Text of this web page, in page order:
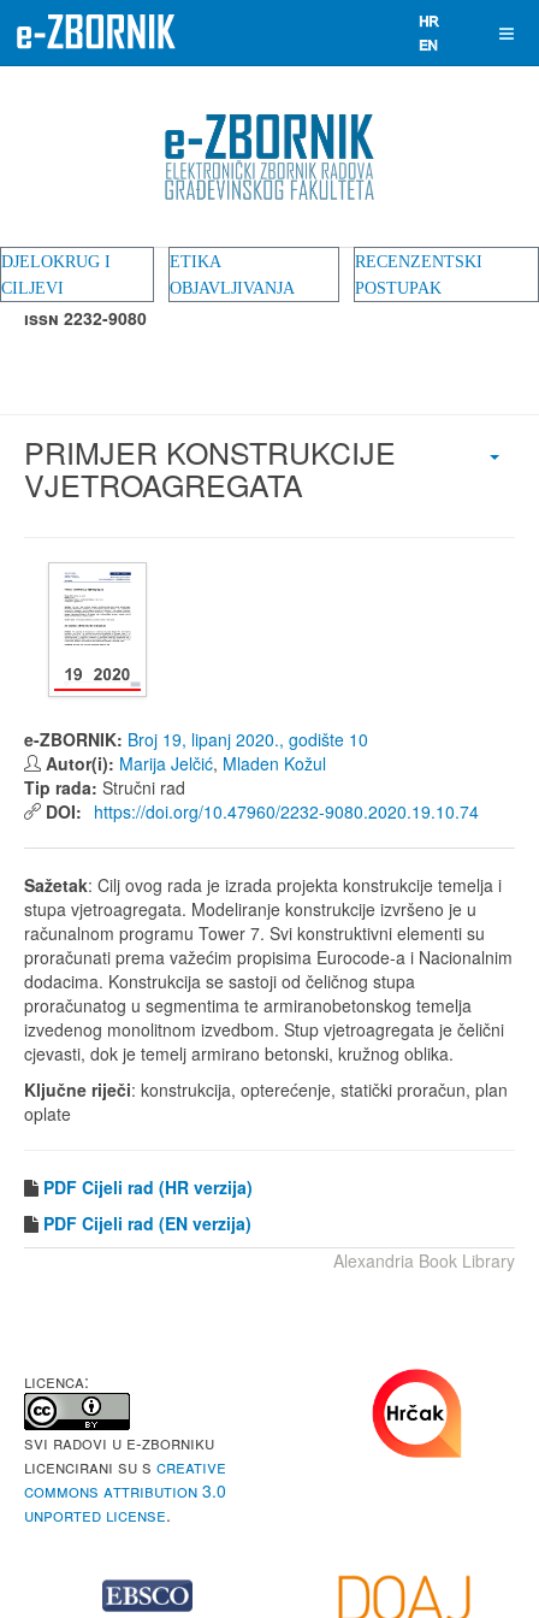
DJELOKRUG I
CILJEVI
ETIKA
OBJAVLJIVANJA
RECENZENTSKI
POSTUPAK
ISSN 2232-9080
PRIMJER KONSTRUKCIJE
VJETROAGREGATA
e-ZBORNIK: Broj 19, lipanj 2020., godište 10
Autor(i): Marija Jelčić, Mladen Kožul
Tip rada: Stručni rad
DOI: https://doi.org/10.47960/2232-9080.2020.19.10.74
Sažetak: Cilj ovog rada je izrada projekta konstrukcije temelja i
stupa vjetroagregata. Modeliranje konstrukcije izvršeno je u
računalnom programu Tower 7. Svi konstruktivni elementi su
proračunati prema važećim propisima Eurocode-a i Nacionalnim
dodacima. Konstrukcija se sastoji od čeličnog stupa
proračunatog u segmentima te armiranobetonskog temelja
izvedenog monolitnom izvedbom. Stup vjetroagregata je čelični
cjevasti, dok je temelj armirano betonski, kružnog oblika.
Ključne riječi: konstrukcija, opterećenje, statički proračun, plan
oplate
PDF Cijeli rad (HR verzija)
PDF Cijeli rad (EN verzija)
Alexandria Book Library
LICENCA:
Svi radovi u e-Zborniku
licencirani su s Creative
Commons Attribution 3.0
Unported License.